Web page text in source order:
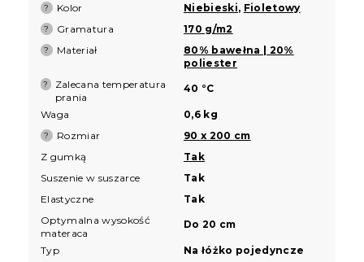
? Kolor Niebieski, Fioletowy
? Gramatura 170 g/m2
? Materiał
80% bawełna | 20%
poliester
?
Zalecana temperatura
prania
40 °C
Waga 0,6 kg
? Rozmiar
90 x 200 cm
Z gumką
Tak
Suszenie w suszarce
Tak
Elastyczne
Tak
Optymalna wysokość
materaca
Do 20 cm
Typ
Na łóżko pojedyncze